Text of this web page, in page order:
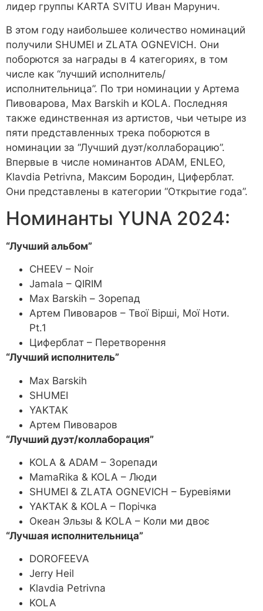
лидер группы KARTA SVITU Иван Марунич.
В этом году наибольшее количество номинаций
получили SHUMEI и ZLATA OGNEVICH. Они
поборются за награды в 4 категориях, в том
числе как “лучший исполнитель/
исполнительница”. По три номинации у Артема
Пивоварова, Max Barskih и KOLA. Последняя
также единственная из артистов, чьи четыре из
пяти представленных трека поборются в
номинации за “Лучший дуэт/коллаборацию”.
Впервые в числе номинантов ADAM, ENLEO,
Klavdia Petrivna, Максим Бородин, Циферблат.
Они представлены в категории “Открытие года”.
Номинанты YUNA 2024:
“Лучший альбом”
CHEEV – Noir
Jamala – QIRIM
Max Barskih – Зорепад
Артем Пивоваров – Твої Вірші, Мої Ноти.
Pt.1
Циферблат – Перетворення
“Лучший исполнитель”
Max Barskih
SHUMEI
YAKTAK
Артем Пивоваров
“Лучший дуэт/коллаборация”
KOLA & ADAM – Зорепади
MamaRika & KOLA – Люди
SHUMEI & ZLATA OGNEVICH – Буревіями
YAKTAK & KOLA – Порічка
Океан Эльзы & KOLA – Коли ми двоє
“Лучшая исполнительница”
DOROFEEVA
Jerry Heil
Klavdia Petrivna
KOLA